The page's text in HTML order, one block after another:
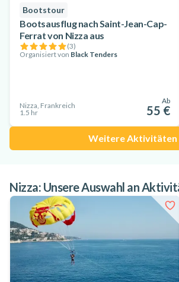
Bootstour
Bootsausflug nach Saint-Jean-Cap-
Ferrat von Nizza aus
(3)
Organisiert von Black Tenders
Nizza, Frankreich
1.5 hr
Ab
55 €
Weitere Aktivitäten
Nizza: Unsere Auswahl an